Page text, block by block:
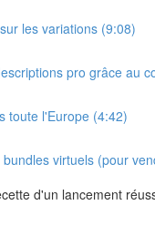
les variations (9:08)
pro grâce au
toute l'Europe (4:42)
virtuels (pour
d'un lancement